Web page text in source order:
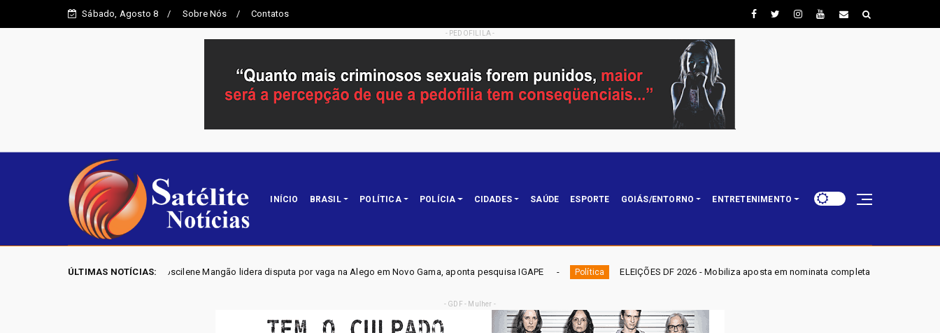
Sábado, Agosto 8 Sobre Nós Contatos
- PEDOFILILA -
INÍCIO BRASIL POLÍTICA POLÍCIA CIDADES SAÚDE ESPORTE GOIÁS/ENTORNO ENTRETENIMENTO
ÚLTIMAS NOTÍCIAS:
GO 2026 - Joscilene Mangão lidera disputa por vaga na Alego em Novo Gama, aponta pesquisa IGAPE Política ELEIÇÕES DF 2026 - Mobiliza aposta em nominata completa e mira eleger três deputados distritais
- GDF - Mulher -